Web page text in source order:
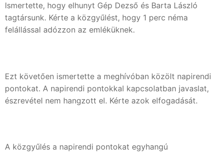
Ismertette, hogy elhunyt Gép Dezső és Barta László
tagtársunk. Kérte a közgyűlést, hogy 1 perc néma
felállással adózzon az emléküknek.
Ezt követően ismertette a meghívóban közölt napirendi
pontokat. A napirendi pontokkal kapcsolatban javaslat,
észrevétel nem hangzott el. Kérte azok elfogadását.
A közgyűlés a napirendi pontokat egyhangú